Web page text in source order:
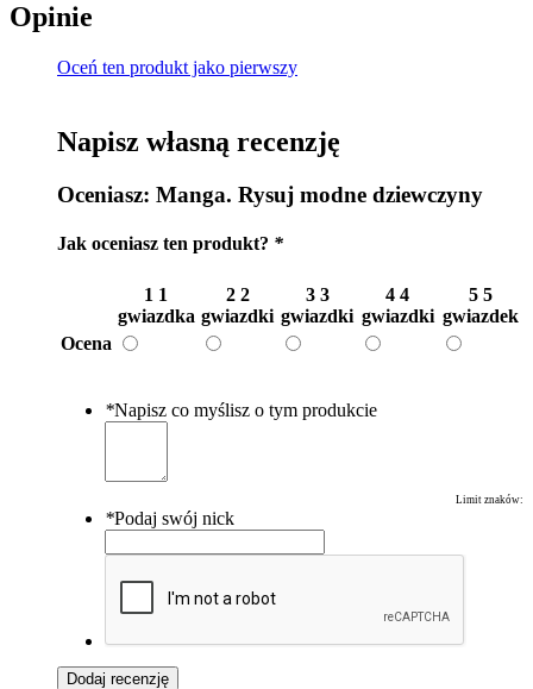
Opinie
Oceń ten produkt jako pierwszy
Napisz własną recenzję
Oceniasz: Manga. Rysuj modne dziewczyny
Jak oceniasz ten produkt? *
1 1
gwiazdka
2 2
gwiazdki
3 3
gwiazdki
4 4
gwiazdki
5 5
gwiazdek
Ocena
*Napisz co myślisz o tym produkcie
Limit znaków:
*Podaj swój nick
Dodaj recenzję